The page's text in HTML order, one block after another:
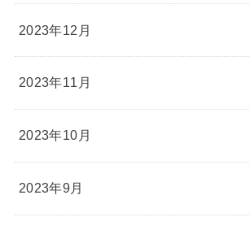
2023年12月
2023年11月
2023年10月
2023年9月